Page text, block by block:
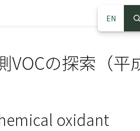
EN
の探索（平
oxidant